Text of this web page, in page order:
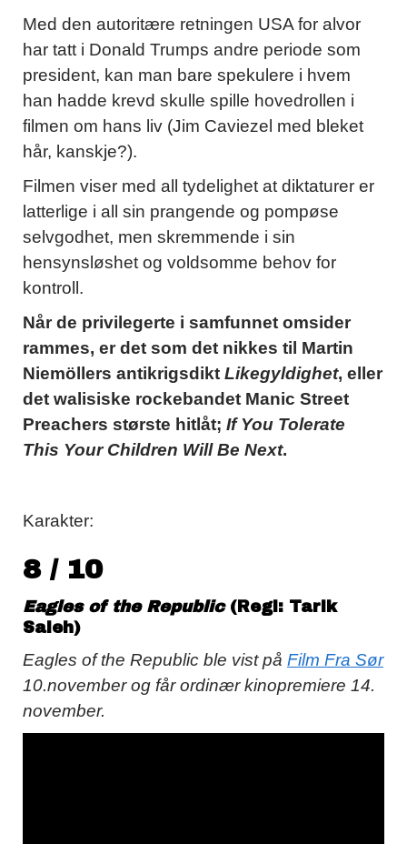
Med den autoritære retningen USA for alvor
har tatt i Donald Trumps andre periode som
president, kan man bare spekulere i hvem
han hadde krevd skulle spille hovedrollen i
filmen om hans liv (Jim Caviezel med bleket
hår, kanskje?).
Filmen viser med all tydelighet at diktaturer er
latterlige i all sin prangende og pompøse
selvgodhet, men skremmende i sin
hensynsløshet og voldsomme behov for
kontroll.
Når de privilegerte i samfunnet omsider
rammes, er det som det nikkes til Martin
Niemöllers antikrigsdikt Likegyldighet, eller
det walisiske rockebandet Manic Street
Preachers største hitlåt; If You Tolerate
This Your Children Will Be Next.
Karakter:
8 / 10
Eagles of the Republic(Regi: Tarik
Saleh)
Eagles of the Republic ble vist på Film Fra Sør
10.november og får ordinær kinopremiere 14.
november.